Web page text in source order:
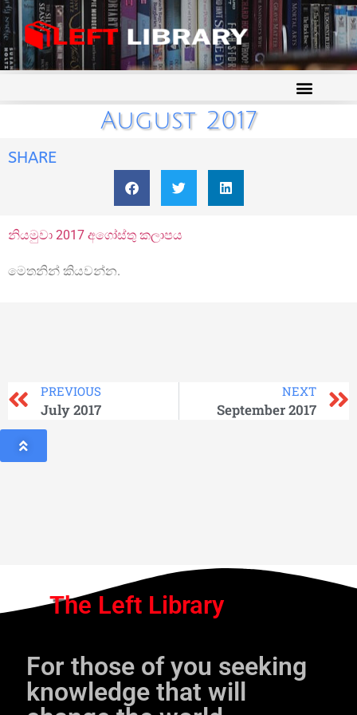
August 2017
SHARE
නියමුවා 2017 අගෝස්තු කලාපය
මෙතනින් කියවන්න.
PREVIOUS
July 2017
NEXT
September 2017
The Left Library
For those of you seeking
knowledge that will